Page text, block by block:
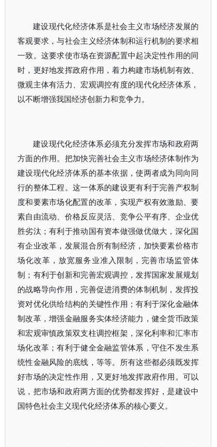
建设现代化经济体系是社会主义市场经济发展的
客观要求，与社会主义经济体制和运行机制的要求相
一致。这要求使市场在资源配置中起决定性作用的同
时，更好地发挥政府作用，着力构建市场机制有效、
微观主体有活力、宏观调控有度的现代化经济体系，
以不断增强我国经济创新力和竞争力。
建设现代化经济体系必须充分发挥市场和政府两
方面的作用。把加快完善社会主义市场经济体制作为
建设现代化经济体系的基本依据，使两者成为同向同
行的整体工程。这一体系的建设更有利于完善产权制
度和要素市场化配置的改革，实现产权有效激励、要
素自由流动、价格反应灵活、竞争公平有序、企业优
胜劣汰；有利于推动国有资本做强做优做大，深化国
有企业改革，发展混合所有制经济，加快要素价格市
场化改革，放宽服务业准入限制，完善市场监管体
制；有利于创新和完善宏观调控，发挥国家发展规划
的战略导向作用，完善促进消费的体制机制，发挥投
资对优化供给结构的关键性作用；有利于深化金融体
制改革，增强金融服务实体经济能力，健全货币政策
和宏观审慎政策双支柱调控框架，深化利率和汇率市
场化改革；有利于健全金融监管体系，守住不发生系
统性金融风险的底线，等等。所有这些都必须既发挥
好市场的决定性作用，又更好地发挥政府作用。可以
说，把市场和政府两方面的优势都发挥好，是建设中
国特色社会主义现代化经济体系的核心要义。